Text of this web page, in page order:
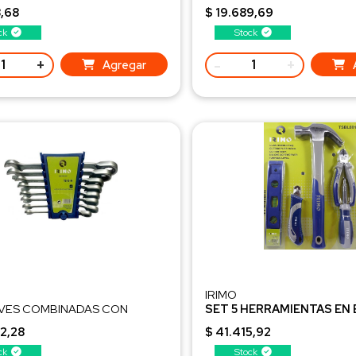
EN PULGADA
+ Agregar
Stock
454-9-H
$ 19.689,69
- +
COMBINADAS CON
8 PIEZAS
Stock
IRIMO
SET 5 HERRAMIENTAS EN
TSBL001
$ 41.415,92